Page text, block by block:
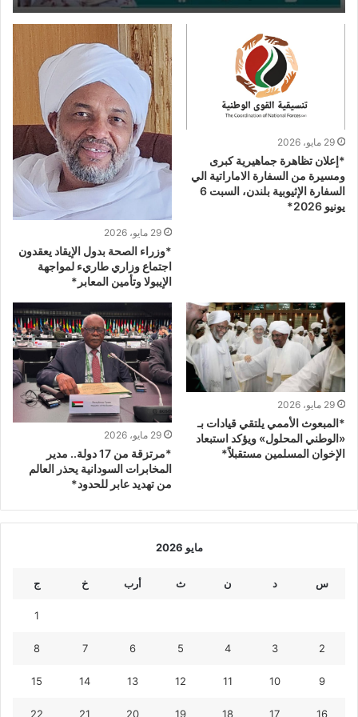
29 مايو، 2026
*إعلان تظاهرة جماهيرية كبرى
ومسيرة من السفارة الاماراتية الي
السفارة الإثيوبية بلندن، السبت 6
يونيو 2026*
29 مايو، 2026
*وزراء الصحة بدول الإيقاد يعقدون
اجتماع وزاري طاريء لمواجهة
الإيبولا وتأمين المعابر*
29 مايو، 2026
*المبعوث الأممي يلتقي قيادات بـ
«الوطني المحلول» ويؤكد استبعاد
الإخوان المسلمين مستقبلاً*
29 مايو، 2026
*مرتزقة من 17 دولة.. مدير
المخابرات السودانية يحذر العالم
من تهديد عابر للحدود*
مايو 2026
س د ن ث أرب خ ج
1
2
3
4
5
6
7
8
9
10
11
12
13
14
15
16
17
18
19
20
21
22